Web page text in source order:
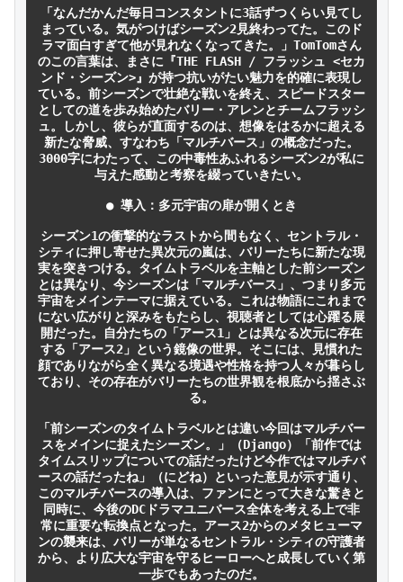
「なんだかんだ毎日コンスタントに3話ずつくらい見てし
まっている。気がつけばシーズン2見終わってた。このド
ラマ面白すぎて他が見れなくなってきた。」TomTomさん
のこの言葉は、まさに『THE FLASH / フラッシュ <セカ
ンド・シーズン>』が持つ抗いがたい魅力を的確に表現し
ている。前シーズンで壮絶な戦いを終え、スピードスター
としての道を歩み始めたバリー・アレンとチームフラッシ
ュ。しかし、彼らが直面するのは、想像をはるかに超える
新たな脅威、すなわち「マルチバース」の概念だった。
3000字にわたって、この中毒性あふれるシーズン2が私に
与えた感動と考察を綴っていきたい。
● 導入：多元宇宙の扉が開くとき
シーズン1の衝撃的なラストから間もなく、セントラル・
シティに押し寄せた異次元の嵐は、バリーたちに新たな現
実を突きつける。タイムトラベルを主軸とした前シーズン
とは異なり、今シーズンは「マルチバース」、つまり多元
宇宙をメインテーマに据えている。これは物語にこれまで
にない広がりと深みをもたらし、視聴者としては心躍る展
開だった。自分たちの「アース1」とは異なる次元に存在
する「アース2」という鏡像の世界。そこには、見慣れた
顔でありながら全く異なる境遇や性格を持つ人々が暮らし
ており、その存在がバリーたちの世界観を根底から揺さぶ
る。
「前シーズンのタイムトラベルとは違い今回はマルチバー
スをメインに捉えたシーズン。」（Django）「前作では
タイムスリップについての話だったけど今作ではマルチバ
ースの話だったね」（にどね）といった意見が示す通り、
このマルチバースの導入は、ファンにとって大きな驚きと
同時に、今後のDCドラマユニバース全体を考える上で非
常に重要な転換点となった。アース2からのメタヒューマ
ンの襲来は、バリーが単なるセントラル・シティの守護者
から、より広大な宇宙を守るヒーローへと成長していく第
一歩でもあったのだ。